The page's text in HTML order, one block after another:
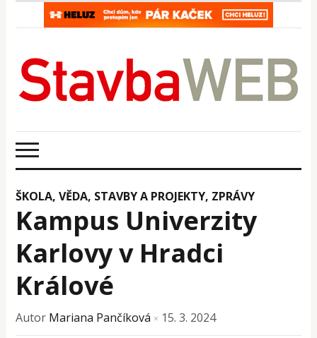
ŠKOLA, VĚDA, STAVBY A PROJEKTY, ZPRÁVY
Kampus Univerzity
Karlovy v Hradci
Králové
Autor Mariana Pančíková × 15. 3. 2024